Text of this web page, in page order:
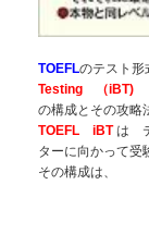
TOEFLのテスト形
Testing （iBT)
の構成とその攻略
TOEFL iBTは テ
ターに向かって受
その構成は、